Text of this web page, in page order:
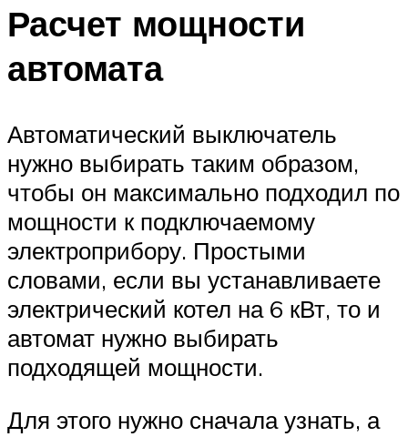
Расчет мощности
автомата
Автоматический выключатель
нужно выбирать таким образом,
чтобы он максимально подходил по
мощности к подключаемому
электроприбору. Простыми
словами, если вы устанавливаете
электрический котел на 6 кВт, то и
автомат нужно выбирать
подходящей мощности.
Для этого нужно сначала узнать, а